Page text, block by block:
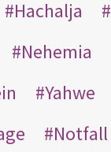
Hachalja
Nehemia
Yahwe
Notfall